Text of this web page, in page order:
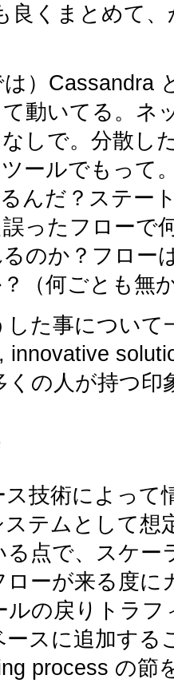
良くまとめて
は）Cassandra
動いてる。ネ
しで。分散し
ールでもって
んだ？ステー
ったフローで
のか？フロー
（何ごとも無
した事につい
innovative
くの人が持つ
技術によって
ステムとして想
る点で、スケ
ーが来る度に
ルの戻りトラ
ースに追加す
process の節